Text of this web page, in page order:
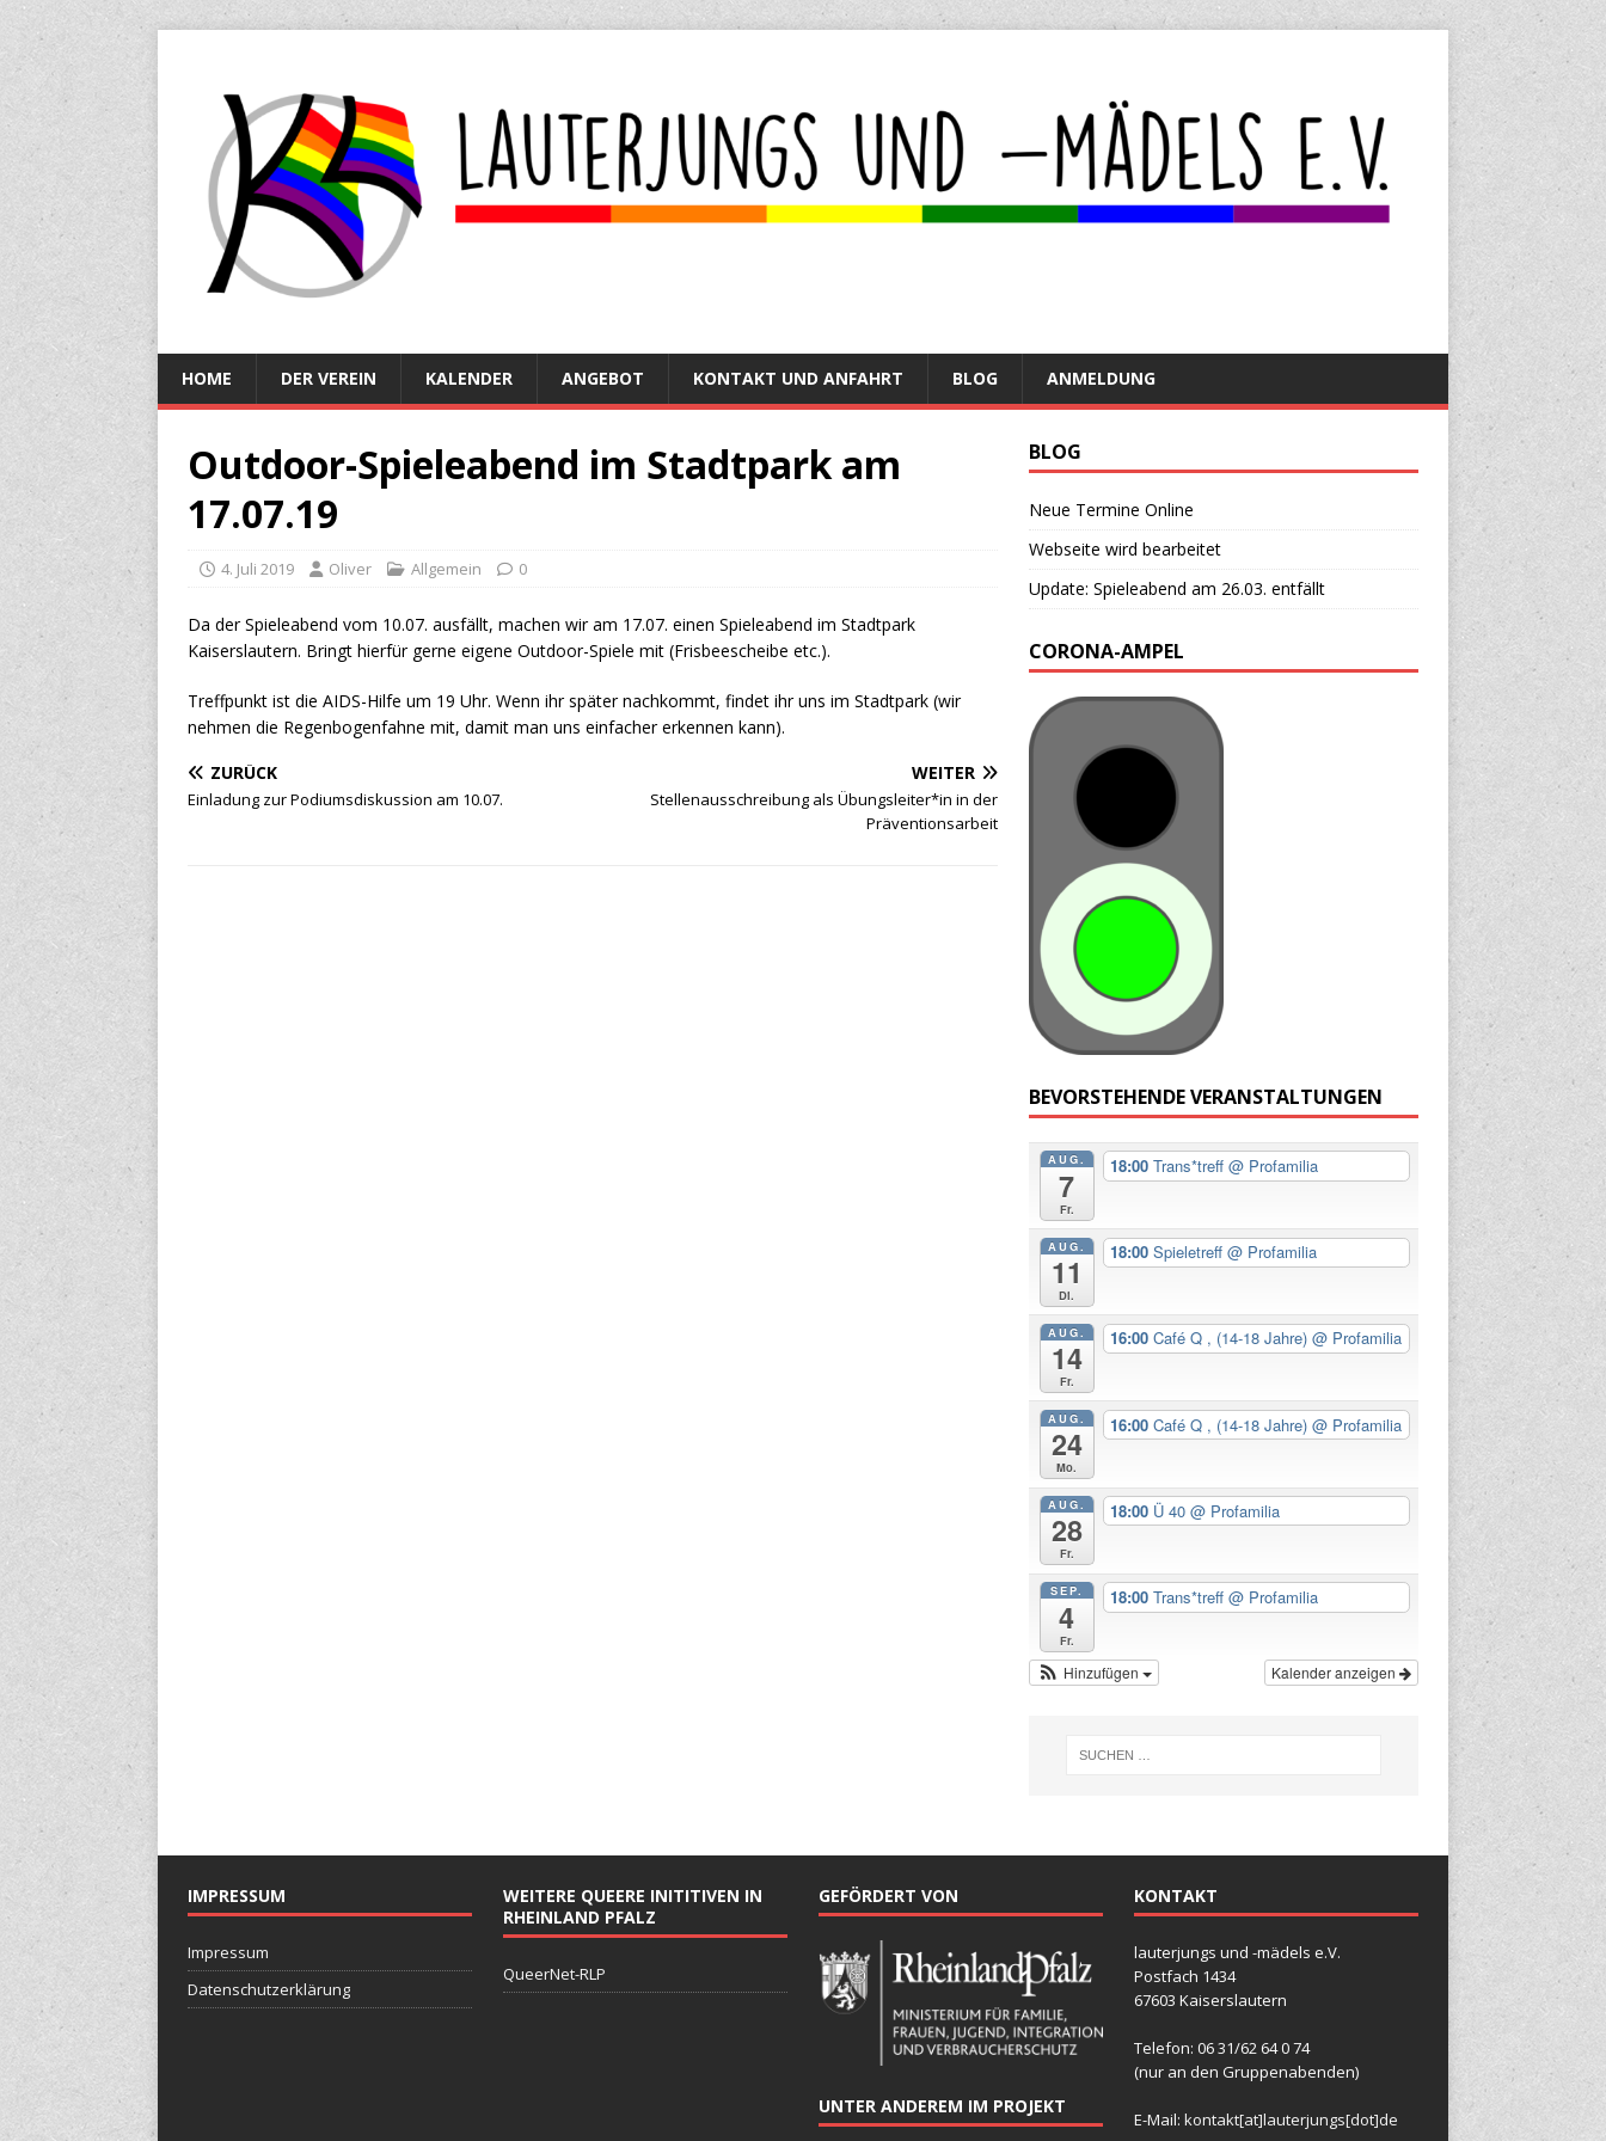
HOME DER VEREIN KALENDER ANGEBOT KONTAKT UND ANFAHRT BLOG ANMELDUNG
Outdoor-Spieleabend im Stadtpark am
17.07.19
4. Juli 2019 Oliver Allgemein 0
Da der Spieleabend vom 10.07. ausfällt, machen wir am 17.07. einen Spieleabend im Stadtpark
Kaiserslautern. Bringt hierfür gerne eigene Outdoor-Spiele mit (Frisbeescheibe etc.).
Treffpunkt ist die AIDS-Hilfe um 19 Uhr. Wenn ihr später nachkommt, findet ihr uns im Stadtpark (wir
nehmen die Regenbogenfahne mit, damit man uns einfacher erkennen kann).
ZURÜCK
Einladung zur Podiumsdiskussion am 10.07.
WEITER
Stellenausschreibung als Übungsleiter*in in der
Präventionsarbeit
BLOG
Neue Termine Online
Webseite wird bearbeitet
Update: Spieleabend am 26.03. entfällt
CORONA-AMPEL
BEVORSTEHENDE VERANSTALTUNGEN
AUG.
7
Fr.
18:00Trans*treff@ Profamilia
AUG.
11
Di.
18:00Spieletreff@ Profamilia
AUG.
14
Fr.
16:00Café Q , (14-18 Jahre)@ Profamilia
AUG.
24
Mo.
16:00Café Q , (14-18 Jahre)@ Profamilia
AUG.
28
Fr.
18:00 Ü 40@ Profamilia
SEP.
4
Fr.
18:00Trans*treff@ Profamilia
Kalender anzeigen
Hinzufügen
IMPRESSUM
Impressum
Datenschutzerklärung
WEITERE QUEERE INITITIVEN IN
RHEINLAND PFALZ
QueerNet-RLP
GEFÖRDERT VON
UNTER ANDEREM IM PROJEKT
KONTAKT
lauterjungs und -mädels e.V.
Postfach 1434
67603 Kaiserslautern
Telefon: 06 31/62 64 0 74
(nur an den Gruppenabenden)
E-Mail: kontakt[at]lauterjungs[dot]de